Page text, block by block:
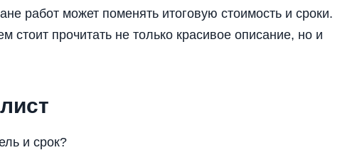
работ может поменять итоговую стоимость и сроки.
стоит прочитать не только красивое описание, но и
и срок?